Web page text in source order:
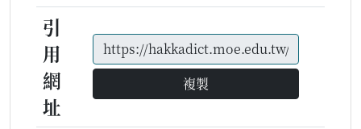
引
用
網
址
複製